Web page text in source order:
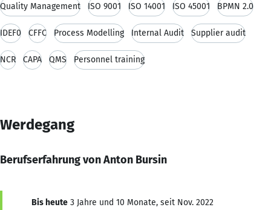
Quality Management ISO 9001 ISO 14001 ISO 45001 BPMN 2.0
IDEF0 CFFC Process Modelling Internal Audit Supplier audit
NCR CAPA QMS Personnel training
Werdegang
Berufserfahrung von Anton Bursin
Bis heute 3 Jahre und 10 Monate, seit Nov. 2022